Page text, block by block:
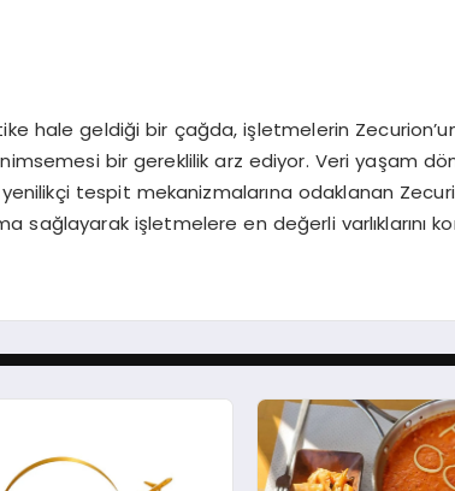
hale geldiği bir çağda, işletmelerin
bir gereklilik arz ediyor. Veri yaşam
tespit mekanizmalarına odaklanan
sağlayarak işletmelere en değerli varlıklarını